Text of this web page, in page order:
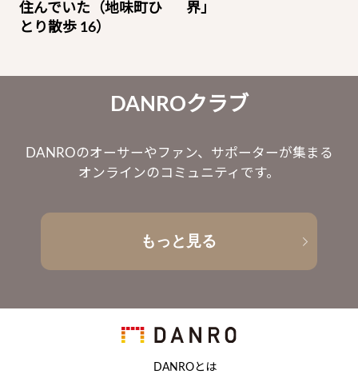
住んでいた（地味町ひ
とり散歩 16）
界」
DANROクラブ
DANROのオーサーやファン、サポーターが集まる
オンラインのコミュニティです。
もっと見る
DANROとは